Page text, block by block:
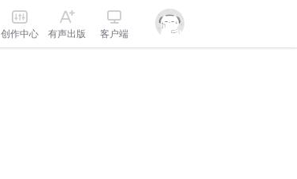
创作中心 有声出版 客户端